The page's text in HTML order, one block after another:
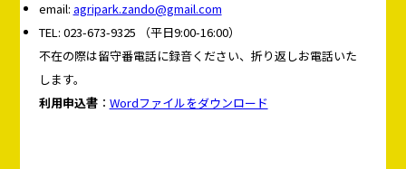
email: agripark.zando@gmail.com
TEL: 023-673-9325 （平日9:00-16:00）
不在の際は留守番電話に録音ください、折り返しお電話いた
します。
利用申込書： Wordファイルをダウンロード